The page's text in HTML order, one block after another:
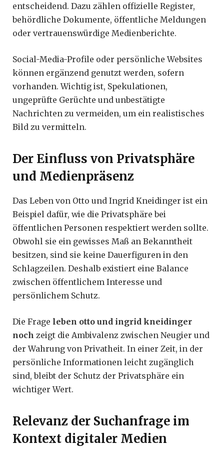
entscheidend. Dazu zählen offizielle Register,
behördliche Dokumente, öffentliche Meldungen
oder vertrauenswürdige Medienberichte.
Social-Media-Profile oder persönliche Websites
können ergänzend genutzt werden, sofern
vorhanden. Wichtig ist, Spekulationen,
ungeprüfte Gerüchte und unbestätigte
Nachrichten zu vermeiden, um ein realistisches
Bild zu vermitteln.
Der Einfluss von Privatsphäre
und Medienpräsenz
Das Leben von Otto und Ingrid Kneidinger ist ein
Beispiel dafür, wie die Privatsphäre bei
öffentlichen Personen respektiert werden sollte.
Obwohl sie ein gewisses Maß an Bekanntheit
besitzen, sind sie keine Dauerfiguren in den
Schlagzeilen. Deshalb existiert eine Balance
zwischen öffentlichem Interesse und
persönlichem Schutz.
Die Frage leben otto und ingrid kneidinger
noch zeigt die Ambivalenz zwischen Neugier und
der Wahrung von Privatheit. In einer Zeit, in der
persönliche Informationen leicht zugänglich
sind, bleibt der Schutz der Privatsphäre ein
wichtiger Wert.
Relevanz der Suchanfrage im
Kontext digitaler Medien